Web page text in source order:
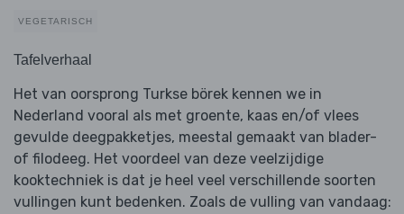
VEGETARISCH
Tafelverhaal
Het van oorsprong Turkse börek kennen we in
Nederland vooral als met groente, kaas en/of vlees
gevulde deegpakketjes, meestal gemaakt van blader-
of filodeeg. Het voordeel van deze veelzijdige
kooktechniek is dat je heel veel verschillende soorten
vullingen kunt bedenken. Zoals de vulling van vandaag: